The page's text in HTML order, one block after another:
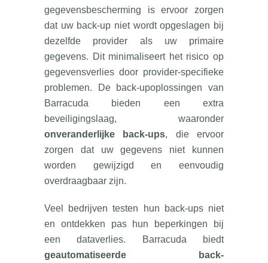
gegevensbescherming is ervoor zorgen
dat uw back-up niet wordt opgeslagen bij
dezelfde provider als uw primaire
gegevens. Dit minimaliseert het risico op
gegevensverlies door provider-specifieke
problemen. De back-upoplossingen van
Barracuda bieden een extra
beveiligingslaag, waaronder
onveranderlijke back-ups, die ervoor
zorgen dat uw gegevens niet kunnen
worden gewijzigd en eenvoudig
overdraagbaar zijn.
Veel bedrijven testen hun back-ups niet
en ontdekken pas hun beperkingen bij
een dataverlies. Barracuda biedt
geautomatiseerde back-